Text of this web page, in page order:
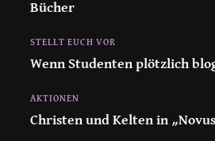
Bücher
STELLT EUCH VOR
Wenn Studenten plötzlich
AKTIONEN
Christen und Kelten in